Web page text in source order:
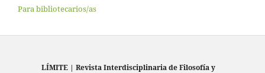
Para bibliotecarios/as
LÍMITE | Revista Interdisciplinaria de Filosofía y